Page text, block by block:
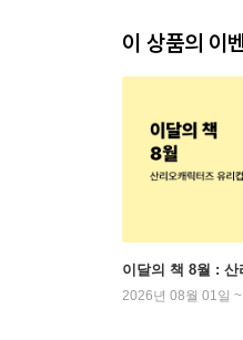
이 상품의 이
이달의 책 8월 : 산
2026년 08월 01일